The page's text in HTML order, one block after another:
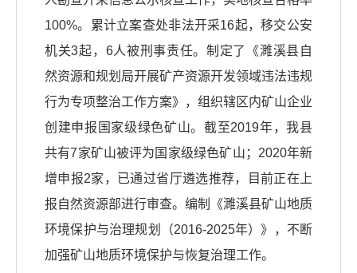
100%。累计立案查处非法开采16起，移交公安
机关3起，6人被刑事责任。制定了《濉溪县自
然资源和规划局开展矿产资源开发领域违法违规
行为专项整治工作方案》，组织辖区内矿山企业
创建申报国家级绿色矿山。截至2019年，我县
共有7家矿山被评为国家级绿色矿山；2020年新
增申报2家，已通过省厅遴选推荐，目前正在上
报自然资源部进行审查。编制《濉溪县矿山地质
环境保护与治理规划（2016-2025年）》，不断
加强矿山地质环境保护与恢复治理工作。